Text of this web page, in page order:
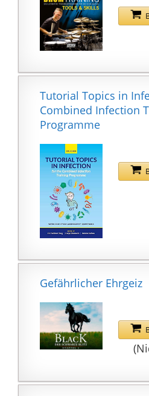
App
können
auf
Dieser
Ihnen,
haben.
Tutorial Topics in
Combined Infection
Programme
Gefährlicher Ehrgeiz